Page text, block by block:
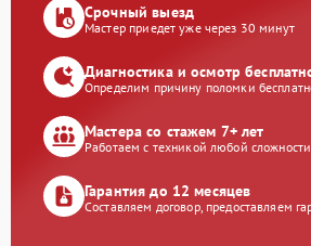
Срочный выезд
Мастер приедет уже через 30 минут
Диагностика и осмотр
Определим причину поломки
Мастера со стажем 7+ лет
Работаем с техникой любой сложности
Гарантия до 12 месяцев
Составляем договор, предоставляем